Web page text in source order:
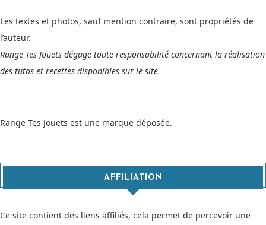
Les textes et photos, sauf mention contraire, sont propriétés de
l’auteur.
Range Tes Jouets dégage toute responsabilité concernant la réalisation
des tutos et recettes disponibles sur le site.
Range Tes Jouets est une marque déposée.
AFFILIATION
Ce site contient des liens affiliés, cela permet de percevoir une